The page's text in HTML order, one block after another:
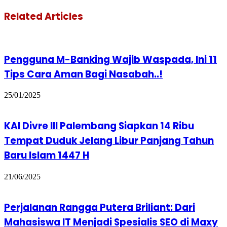
Related Articles
Pengguna M-Banking Wajib Waspada, Ini 11
Tips Cara Aman Bagi Nasabah..!
25/01/2025
KAI Divre III Palembang Siapkan 14 Ribu
Tempat Duduk Jelang Libur Panjang Tahun
Baru Islam 1447 H
21/06/2025
Perjalanan Rangga Putera Briliant: Dari
Mahasiswa IT Menjadi Spesialis SEO di Maxy